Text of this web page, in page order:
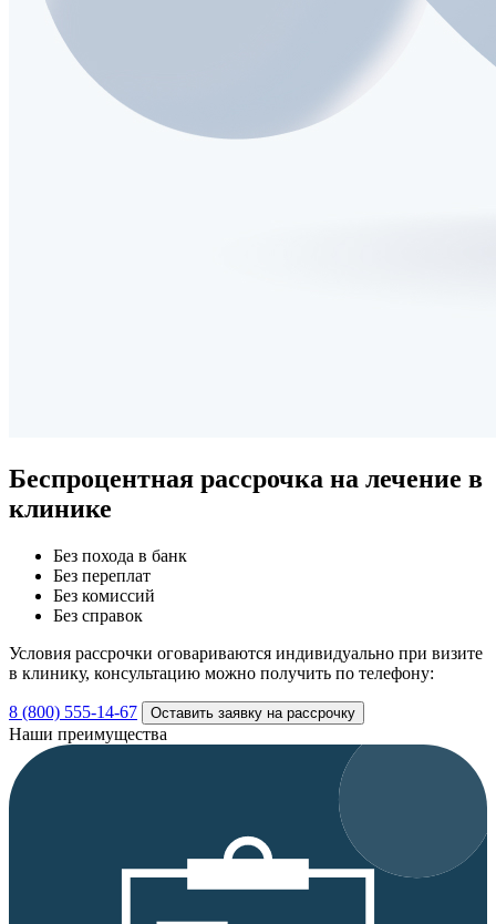
Беспроцентная рассрочка на лечение в
клинике
Без похода в банк
Без переплат
Без комиссий
Без справок
Условия рассрочки оговариваются индивидуально при визите
в клинику, консультацию можно получить по телефону:
8 (800) 555-14-67 Оставить заявку на рассрочку
Наши преимущества